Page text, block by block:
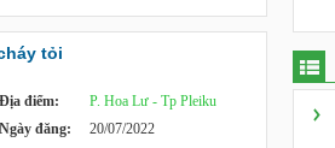
tỏi
Địa điểm:
P. Hoa Lư - Tp Pleiku
Ngày đăng:
20/07/2022